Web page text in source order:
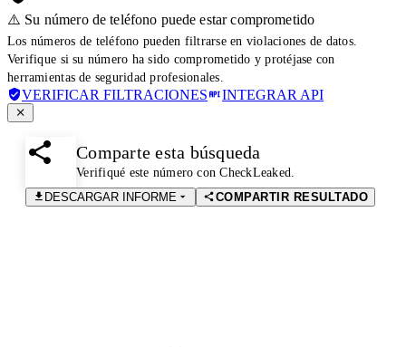
⚠️ Su número de teléfono puede estar comprometido
Los números de teléfono pueden filtrarse en violaciones de datos.
Verifique si su número ha sido comprometido y protéjase con
herramientas de seguridad profesionales.
VERIFICAR FILTRACIONES INTEGRAR API
Comparte esta búsqueda
Verifiqué este número con CheckLeaked.
DESCARGAR INFORME
COMPARTIR RESULTADO